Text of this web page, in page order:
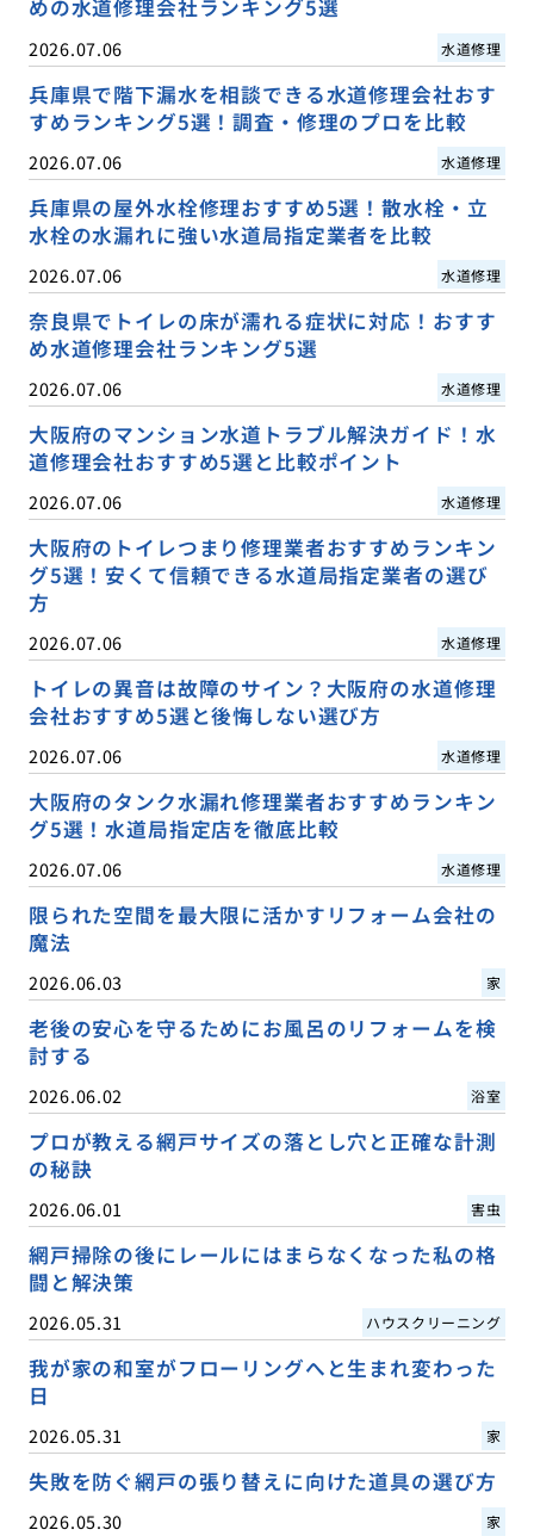
めの水道修理会社ランキング5選
2026.07.06 水道修理
兵庫県で階下漏水を相談できる水道修理会社おす
すめランキング5選！調査・修理のプロを比較
2026.07.06 水道修理
兵庫県の屋外水栓修理おすすめ5選！散水栓・立
水栓の水漏れに強い水道局指定業者を比較
2026.07.06 水道修理
奈良県でトイレの床が濡れる症状に対応！おすす
め水道修理会社ランキング5選
2026.07.06 水道修理
大阪府のマンション水道トラブル解決ガイド！水
道修理会社おすすめ5選と比較ポイント
2026.07.06 水道修理
大阪府のトイレつまり修理業者おすすめランキン
グ5選！安くて信頼できる水道局指定業者の選び
方
2026.07.06 水道修理
トイレの異音は故障のサイン？大阪府の水道修理
会社おすすめ5選と後悔しない選び方
2026.07.06 水道修理
大阪府のタンク水漏れ修理業者おすすめランキン
グ5選！水道局指定店を徹底比較
2026.07.06 水道修理
限られた空間を最大限に活かすリフォーム会社の
魔法
2026.06.03 家
老後の安心を守るためにお風呂のリフォームを検
討する
2026.06.02 浴室
プロが教える網戸サイズの落とし穴と正確な計測
の秘訣
2026.06.01 害虫
網戸掃除の後にレールにはまらなくなった私の格
闘と解決策
2026.05.31 ハウスクリーニング
我が家の和室がフローリングへと生まれ変わった
日
2026.05.31 家
失敗を防ぐ網戸の張り替えに向けた道具の選び方
2026.05.30 家